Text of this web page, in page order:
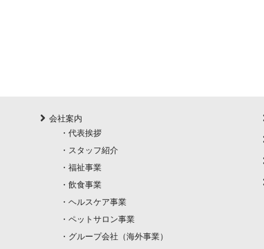
会社案内
・ 代表挨拶
・ スタッフ紹介
・ 福祉事業
・ 飲食事業
・ ヘルスケア事業
・ ペットサロン事業
・ グループ会社（海外事業）